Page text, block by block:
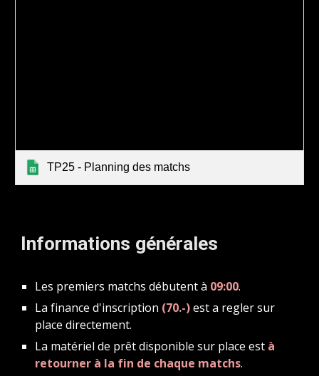
TP25 - Planning des matchs
Informations générales
Les premiers matchs débutent à 09:00.
La finance d'inscription (70.-)est a regler sur
place directement.
La matériel de prêt disponible sur place est à
retourner à la fin de chaque matchs.